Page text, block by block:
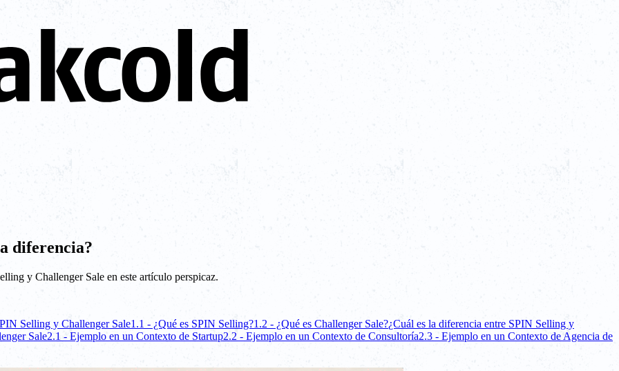
diferencia?
y Challenger Sale en este artículo perspicaz.
Selling y Challenger Sale1.1 - ¿Qué es SPIN Selling?1.2 - ¿Qué es Challenger Sale?¿Cuál es la diferencia entre SPIN Selling y
Sale2.1 - Ejemplo en un Contexto de Startup2.2 - Ejemplo en un Contexto de Consultoría2.3 - Ejemplo en un Contexto de Agencia de